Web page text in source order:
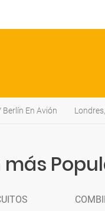
Berlín En Avión
más